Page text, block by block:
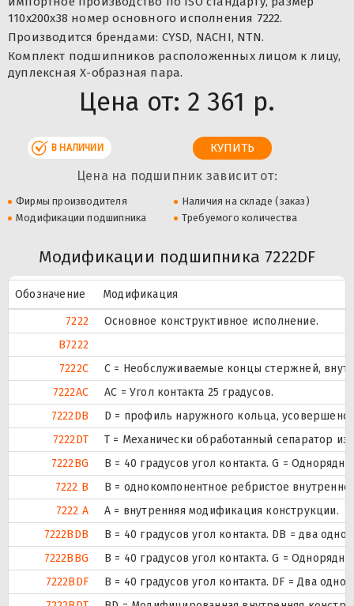
110x200x38 номер основного исполнения 7222.
Производится брендами: CYSD, NACHI, NTN.
Комплект подшипников расположенных лицом к лицу,
дуплексная Х-образная пара.
Цена от: 2 361 р.
В НАЛИЧИИ
Цена на подшипник зависит от:
Фирмы производителя
Наличия на складе (заказ)
Модификации подшипника
Требуемого количества
Модификации подшипника 7222DF
Обозначение
Модификация
7222
Основное конструктивное исполнение.
B7222
7222C
С = Необслуживаемые концы стержней,
7222AC
AC = Угол контакта 25 градусов.
7222DB
D = профиль наружного кольца,
7222DT
T = Механически обработанный сепаратор
7222BG
B = 40 градусов угол контакта. G =
7222 B
B = однокомпонентное ребристое
7222 A
A = внутренняя модификация конструкции.
7222BDB
B = 40 градусов угол контакта. DB = два
7222BBG
B = 40 градусов угол контакта. G =
7222BDF
B = 40 градусов угол контакта. DF = Два